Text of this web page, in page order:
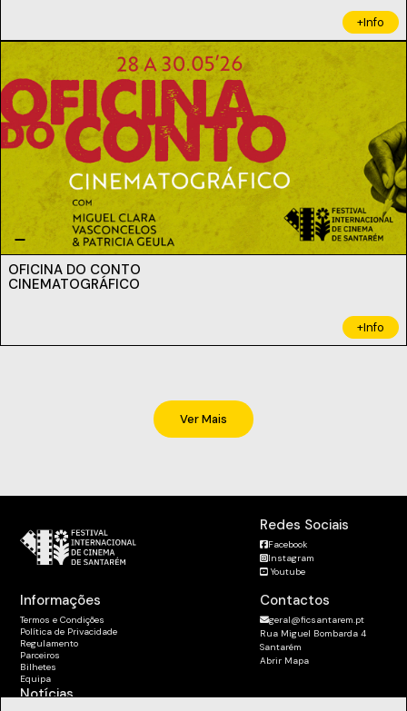
+Info
OFICINA DO CONTO
CINEMATOGRÁFICO
+Info
Ver Mais
Contactos
geral@ficsantarem.pt
Rua Miguel Bombarda 4
Santarém
Abrir Mapa
Informações
Termos e Condições
Política de Privacidade
Regulamento
Parceiros
Bilhetes
Equipa
Redes Sociais
Facebook
Instagram
Youtube
Notícias